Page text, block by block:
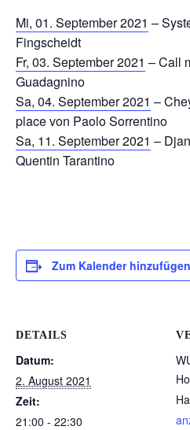
Mi, 01. September 2021 –
Fingscheidt
Fr, 03. September 2021 – Call
Guadagnino
Sa, 04. September 2021 –
place von Paolo Sorrentino
Sa, 11. September 2021 –
Quentin Tarantino
Zum Kalender hinzufügen
DETAILS
Datum:
2. August 2021
Zeit:
21:00 - 22:30